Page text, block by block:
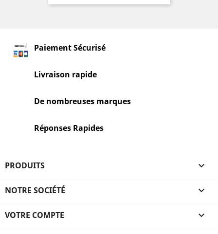
Paiement Sécurisé
Livraison rapide
De nombreuses marques
Réponses Rapides
PRODUITS 
NOTRE SOCIÉTÉ 
VOTRE COMPTE 